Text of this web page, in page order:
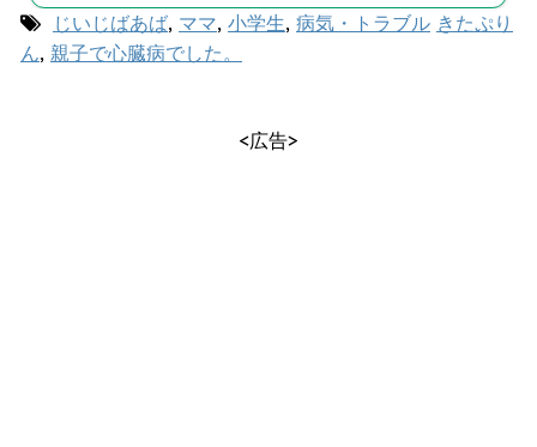
じいじばあば, ママ, 小学生, 病気・トラブル きたぷり
ん, 親子で心臓病でした。
<広告>